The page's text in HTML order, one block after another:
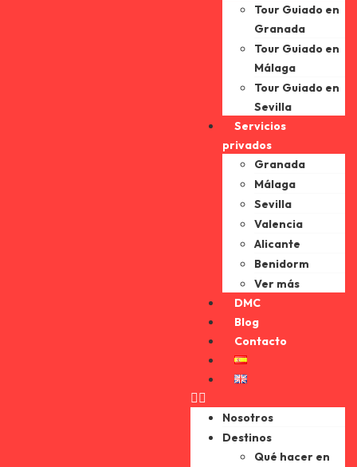
Tour Guiado en
Granada
Tour Guiado en
Málaga
Tour Guiado en
Sevilla
Servicios
privados
Granada
Málaga
Sevilla
Valencia
Alicante
Benidorm
Ver más
DMC
Blog
Contacto
Nosotros
Destinos
Qué hacer en